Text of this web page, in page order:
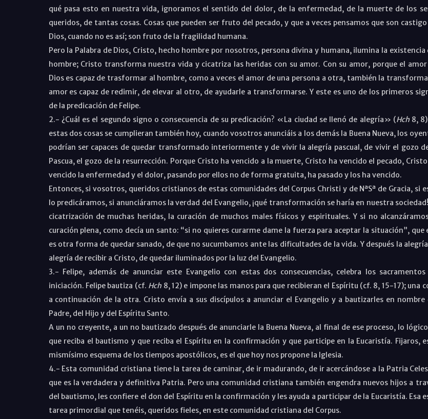
qué pasa esto en nuestra vida, ignoramos el sentido del dolor, de la enfermedad, de la muerte de los
queridos, de tantas cosas. Cosas que pueden ser fruto del pecado, y que a veces pensamos que son
Dios, cuando no es así; son fruto de la fragilidad humana.
Pero la Palabra de Dios, Cristo, hecho hombre por nosotros, persona divina y humana, ilumina la existencia
hombre; Cristo transforma nuestra vida y cicatriza las heridas con su amor. Con su amor, porque el
Dios es capaz de trasformar al hombre, como a veces el amor de una persona a otra, también la
amor es capaz de redimir, de elevar al otro, de ayudarle a transformarse. Y este es uno de los primeros
de la predicación de Felipe.
2.- ¿Cuál es el segundo signo o consecuencia de su predicación? «La ciudad se llenó de alegría» (Hch8,
estas dos cosas se cumplieran también hoy, cuando vosotros anunciáis a los demás la Buena Nueva, los
podrían ser capaces de quedar transformado interiormente y de vivir la alegría pascual, de vivir el gozo
Pascua, el gozo de la resurrección. Porque Cristo ha vencido a la muerte, Cristo ha vencido el pecado,
vencido la enfermedad y el dolor, pasando por ellos no de forma gratuita, ha pasado y los ha vencido.
Entonces, si vosotros, queridos cristianos de estas comunidades del Corpus Christi y de NªSª de Gracia, si
lo predicáramos, si anunciáramos la verdad del Evangelio, ¡qué transformación se haría en nuestra
cicatrización de muchas heridas, la curación de muchos males físicos y espirituales. Y si no
curación plena, como decía un santo: “si no quieres curarme dame la fuerza para aceptar la situación”, que
es otra forma de quedar sanado, de que no sucumbamos ante las dificultades de la vida. Y después la
alegría de recibir a Cristo, de quedar iluminados por la luz del Evangelio.
3.- Felipe, además de anunciar este Evangelio con estas dos consecuencias, celebra los
iniciación. Felipe bautiza (cf. Hch 8, 12) e impone las manos para que recibieran el Espíritu (cf. 8, 15-17); una
a continuación de la otra. Cristo envía a sus discípulos a anunciar el Evangelio y a bautizarles en nombre
Padre, del Hijo y del Espíritu Santo.
A un no creyente, a un no bautizado después de anunciarle la Buena Nueva, al final de ese proceso, lo
que reciba el bautismo y que reciba el Espíritu en la confirmación y que participe en la Eucaristía. Fijaros,
mismísimo esquema de los tiempos apostólicos, es el que hoy nos propone la Iglesia.
4.- Esta comunidad cristiana tiene la tarea de caminar, de ir madurando, de ir acercándose a la Patria
que es la verdadera y definitiva Patria. Pero una comunidad cristiana también engendra nuevos hijos a
del bautismo, les confiere el don del Espíritu en la confirmación y les ayuda a participar de la Eucaristía. Esa
tarea primordial que tenéis, queridos fieles, en este comunidad cristiana del Corpus.